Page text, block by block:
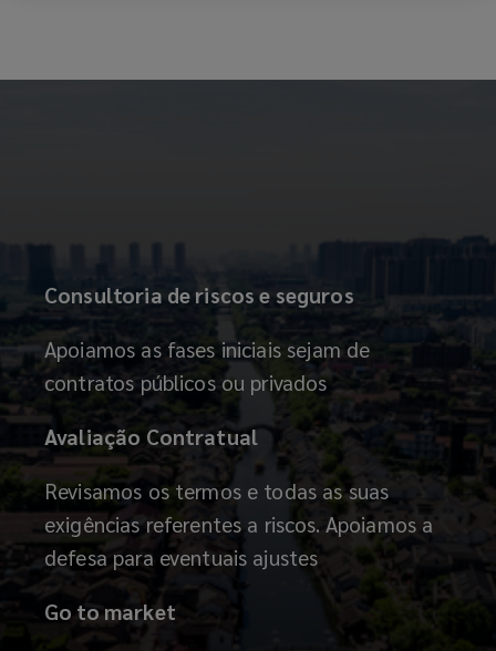
Consultoria de riscos e seguros
Apoiamos as fases iniciais sejam de
contratos públicos ou privados
Avaliação Contratual
Revisamos os termos e todas as suas
exigências referentes a riscos. Apoiamos a
defesa para eventuais ajustes
Go to market